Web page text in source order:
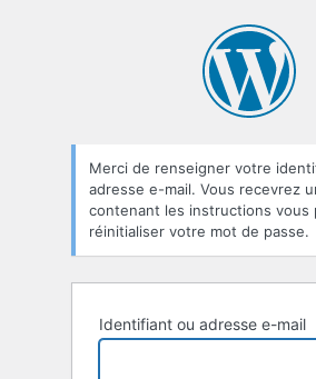
oublié
Merci de renseigner votre
adresse e-mail. Vous recevrez
contenant les instructions vous
réinitialiser votre mot de passe.
Identifiant ou adresse e-mail